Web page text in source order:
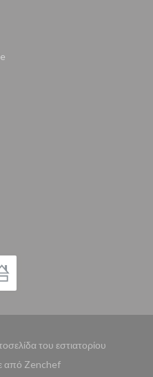
του εστιατορίου
από Zenchef((ανοίγει σε νέο